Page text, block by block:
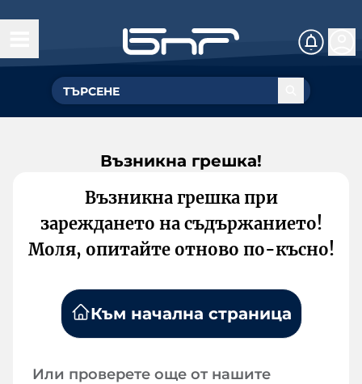
Възникна грешка!
Възникна грешка при
зареждането на съдържанието!
Моля, опитайте отново по-късно!
Към начална страница
Или проверете още от нашите